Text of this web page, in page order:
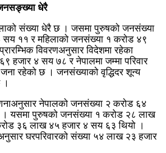
धेरै
संख्या धेरै छ । जसमा पुरुषको जनसंख्या
११ र महिलाको जनसंख्या १ करोड ४९
विवरणअनुसार विदेशमा रहेका
हजार ४ सय ७८ र नेपालमा जम्मा परिवार
रहेको छ । जनसंख्याको वृद्धिदर शून्य
।
नेपालको जनसंख्या २ करोड ६४
यसमा पुरुषको जनसंख्या १ करोड २८ लाख
३६ लाख ४५ हजार ४ सय ६३ थियो ।
घरपरिवारको संख्या ५४ लाख २३ हजार